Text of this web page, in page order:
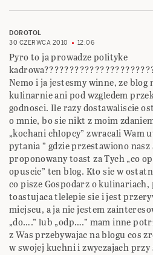
DOROTOL
30 CZERWCA 2010
12:06
Pyro to ja prowadze polityke
Nemo i ja jestesmy winne, ze blog
kulinarnie ani pod wzgledem
godnosci. Ile razy dostawaliscie
o mnie, bo sie nikt z moim
„kochani chlopcy” zwracali Wam
pytania ” gdzie przestawiono
proponowany toast za Tych „co
opuscic” ten blog. Kto sie w
co pisze Gospodarz o
toastujaca tlelepie sie i jest
miejscu, a ja nie jestem
„do….” lub „odp….” mam inne
z Was przebywajac na blogu cos
w swojej kuchni i zwyczajach przy